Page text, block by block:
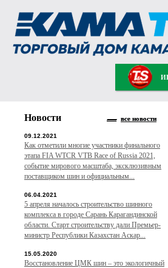
Новости все новости
09.12.2021
Как отметили многие участники финального
этапа FIA WTCR VTB Race of Russia 2021,
событие мирового масштаба, эксклюзивным
поставщиком шин и официальным...
06.04.2021
5 апреля началось строительство шинного
комплекса в городе Сарань Карагандинской
области. Старт строительству дали Премьер-
министр Республики Казахстан Аскар...
15.05.2020
Восстановление ЦМК шин – это экологичный